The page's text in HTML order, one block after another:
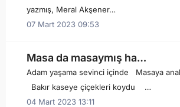
yazmış, Meral Akşener…
07 Mart 2023 09:53
Masa da masaymış ha…
Adam yaşama sevinci içinde Masaya
Bakır kaseye çiçekleri koydu …
04 Mart 2023 13:11